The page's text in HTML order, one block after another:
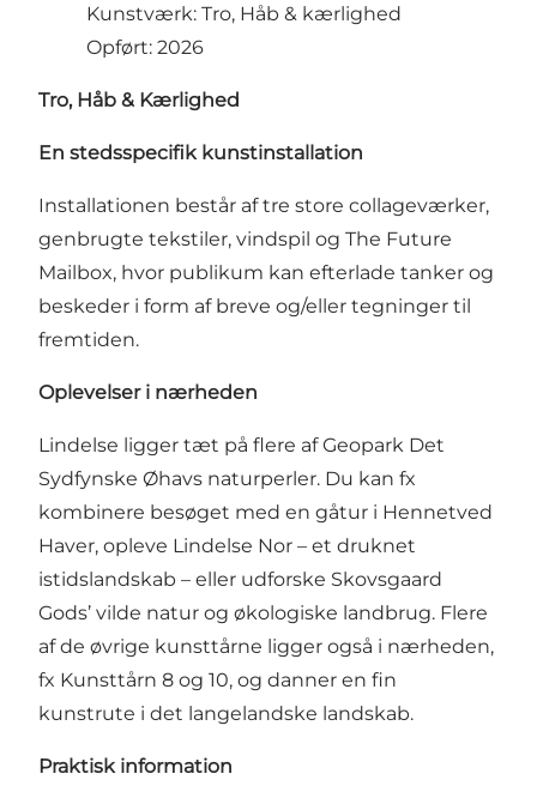
Kunstværk: Tro, Håb & kærlighed
Opført: 2026
Tro, Håb & Kærlighed
En stedsspecifik kunstinstallation
Installationen består af tre store collageværker,
genbrugte tekstiler, vindspil og The Future
Mailbox, hvor publikum kan efterlade tanker og
beskeder i form af breve og/eller tegninger til
fremtiden.
Oplevelser i nærheden
Lindelse ligger tæt på flere af Geopark Det
Sydfynske Øhavs naturperler. Du kan fx
kombinere besøget med en gåtur i Hennetved
Haver, opleve Lindelse Nor – et druknet
istidslandskab – eller udforske Skovsgaard
Gods’ vilde natur og økologiske landbrug. Flere
af de øvrige kunsttårne ligger også i nærheden,
fx Kunsttårn 8 og 10, og danner en fin
kunstrute i det langelandske landskab.
Praktisk information